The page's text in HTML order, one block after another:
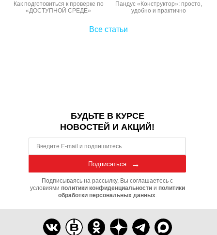
Как подготовиться к проверке по
«ДОСТУПНОЙ СРЕДЕ»
Пандус «Конструктор»: просто,
удобно и практично
Все статьи
БУДЬТЕ В КУРСЕ
НОВОСТЕЙ И АКЦИЙ!
Подписаться
Подписываясь на рассылку, Вы соглашаетесь с
условиями политики конфиденциальностии политики
обработки персональных данных.